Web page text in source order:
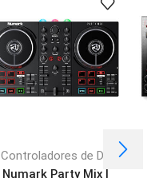
Controladores de DJ
Numark Party Mix |